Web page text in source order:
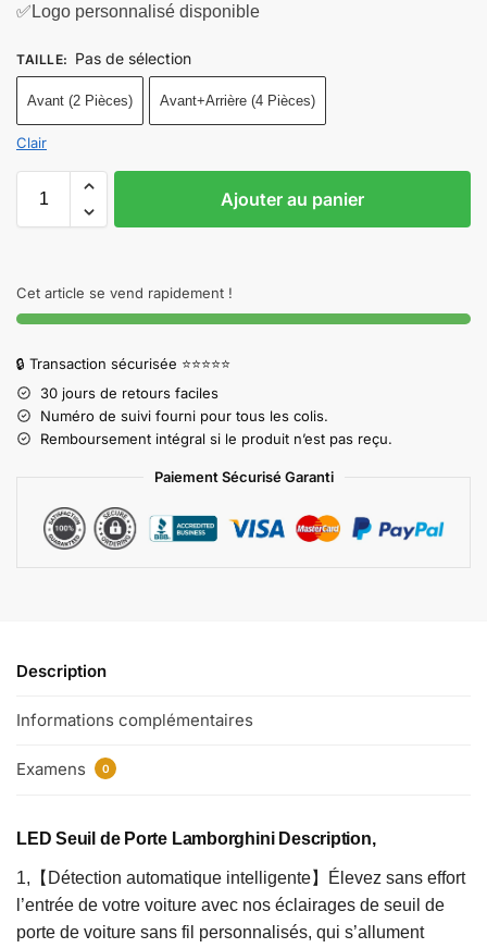
✅Logo personnalisé disponible
TAILLE: Pas de sélection
Avant (2 Pièces) Avant+Arrière (4 Pièces)
Clair
Ajouter au panier
Cet article se vend rapidement !
🔒 Transaction sécurisée ⭐⭐⭐⭐⭐
30 jours de retours faciles
Numéro de suivi fourni pour tous les colis.
Remboursement intégral si le produit n’est pas reçu.
Paiement Sécurisé Garanti
Description
Informations complémentaires
Examens 0
LED Seuil de Porte Lamborghini Description,
1,【Détection automatique intelligente】Élevez sans effort
l’entrée de votre voiture avec nos éclairages de seuil de
porte de voiture sans fil personnalisés, qui s’allument